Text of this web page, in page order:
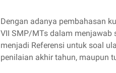
Dengan adanya pembahasan
VII SMP/MTs dalam menjawab
menjadi Referensi untuk soal
penilaian akhir tahun, maupun